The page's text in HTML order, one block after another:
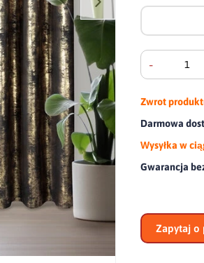
-
Zwrot
Darmowa
Wysyłka w
Gwarancja
Zapytaj o